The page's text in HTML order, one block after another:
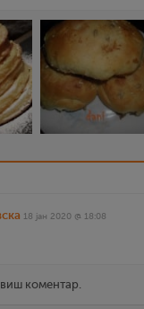
18 јан 2020 @ 18:08
коментар.